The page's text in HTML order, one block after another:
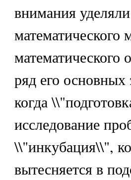
внимания
ряд его
когда
исследование
\\"инкубация\\",
вытесняется в